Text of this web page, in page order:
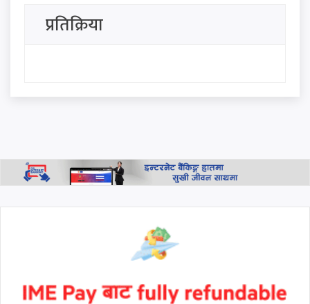
गुरुङको शव काठमाडौँमा,
निम्सदाइको अन्योल कायमै
मृत्यु, १० जना घाइते
लागू हुने
प्रतिक्रिया